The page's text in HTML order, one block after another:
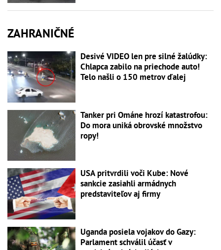
ZAHRANIČNÉ
Desivé VIDEO len pre silné žalúdky:
Chlapca zabilo na priechode auto!
Telo našli o 150 metrov ďalej
Tanker pri Ománe hrozí katastrofou:
Do mora uniká obrovské množstvo
ropy!
USA pritvrdili voči Kube: Nové
sankcie zasiahli armádnych
predstaviteľov aj firmy
Uganda posiela vojakov do Gazy:
Parlament schválil účasť v